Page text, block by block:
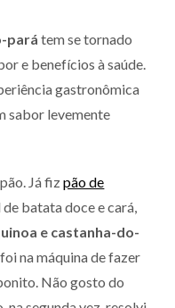
pará tem se tornado
e benefícios à saúde.
gastronômica
sabor levemente
Já fizpão de
batata doce e cará,
e castanha-do-
na máquina de fazer
Não gosto do